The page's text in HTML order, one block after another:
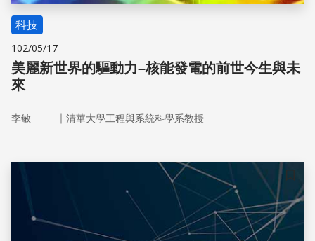
科技
102/05/17
美麗新世界的驅動力–核能發電的前世今生與未
來
李敏 ｜ 清華大學工程與系統科學系教授
儲存